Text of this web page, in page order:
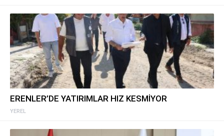
YEREL
ERENLER’DE YATIRIMLAR HIZ KESMİYOR